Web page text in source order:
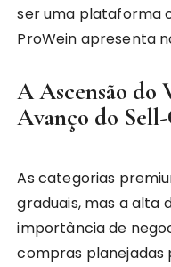
ser uma plataforma
ProWein apresenta
A Ascensão do
Avanço do
As categorias
graduais, mas a alta
importância de
compras planejadas